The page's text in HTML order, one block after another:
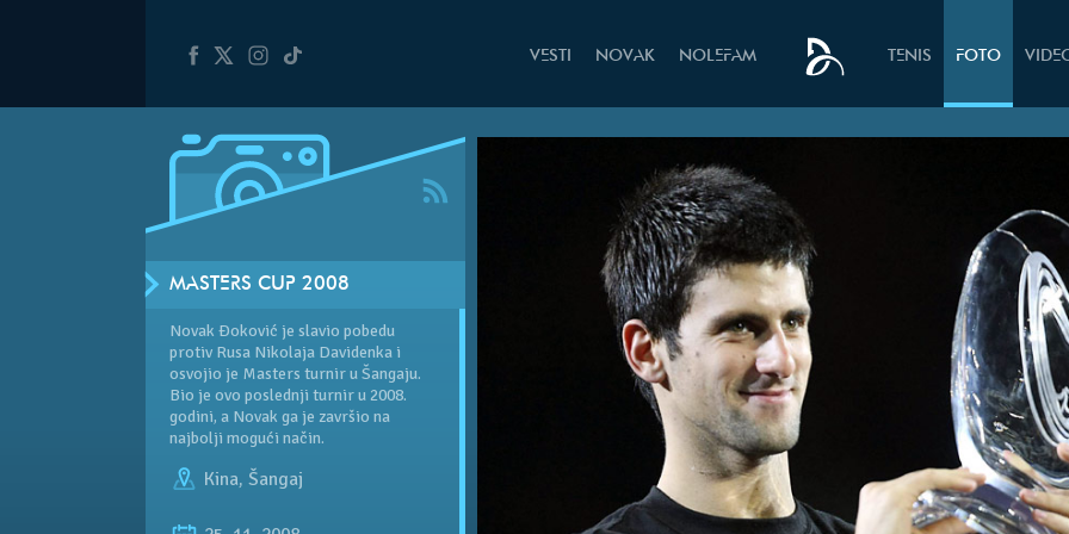
VESTI NOVAK NOLEFAM TENIS FOTO
MASTERS CUP 2008
Novak Đoković je slavio pobedu
protiv Rusa Nikolaja Davidenka i
osvojio je Masters turnir u Šangaju.
Bio je ovo poslednji turnir u 2008.
godini, a Novak ga je završio na
najbolji mogući način.
Kina, Šangaj